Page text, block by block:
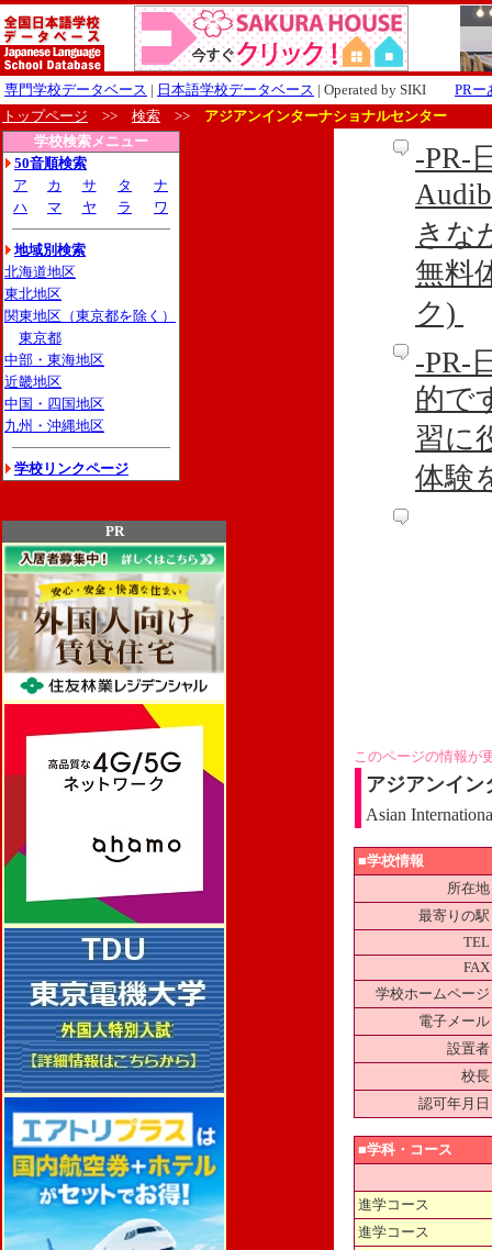
専門学校データベース | 日本語学校データベース | Operated by SIKI PRー
トップページ >> 検索 >> アジアンインターナショナルセンター
学校検索メニュー
50音順検索
ア
カ サ タ
ナ
ハ
マ ヤ ラ ワ
地域別検索
北海道地区
東北地区
関東地区（東京都を除く）
東京都
中部・東海地区
近畿地区
中国・四国地区
九州・沖縄地区
学校リンクページ
PR
-PR-
きな
無料
ク)
-PR-
的で
習に
体験
このページの情報が
アジアンイン
Asian
■学校情報
所在地
最寄りの駅
TEL
FAX
学校ホームページ
電子メール
設置者
校長
認可年月日
■学科・コース
進学コース
進学コース